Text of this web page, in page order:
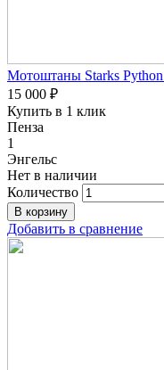
Мотоштаны Starks
15 000 ₽
Купить в 1 клик
Пенза
1
Энгельс
Нет в наличии
Количество
Добавить в сравнение